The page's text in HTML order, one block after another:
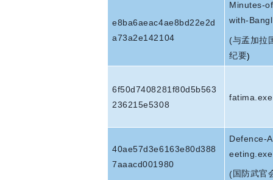
e8ba6aeac4ae8bd22e2d
a73a2e142104
Minutes-
with-
(与孟加拉
纪要)
6f50d7408281f80d5b563
236215e5308
fatima.exe
40ae57d3e6163e80d388
7aaacd001980
Defence-
eeting.exe
(国防武官